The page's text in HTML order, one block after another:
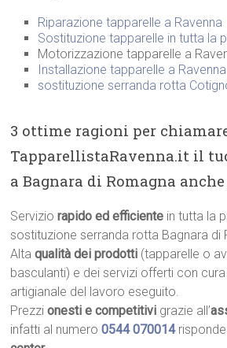
Riparazione tapparelle a Ravenna
Sostituzione tapparelle in tutta la
Motorizzazione tapparelle a
Installazione tapparelle a Ravenna
sostituzione serranda rotta
3 ottime ragioni per
TapparellistaRavenna.it il
a Bagnara di Romagna
Serviziorapido ed efficiente in tutta la
sostituzione serranda rotta Bagnara di
Altaqualità dei prodotti (tapparelle o
basculanti) e dei servizi offerti con
artigianale del lavoro eseguito.
Prezzionesti e competitivi grazie all’
infatti al numero0544 070014